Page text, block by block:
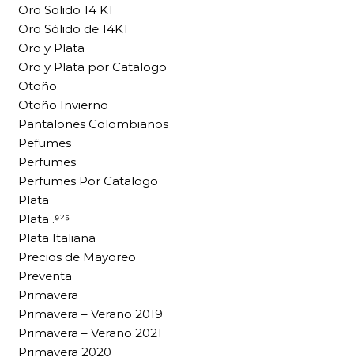
Oro Solido 14 KT
Oro Sólido de 14KT
Oro y Plata
Oro y Plata por Catalogo
Otoño
Otoño Invierno
Pantalones Colombianos
Pefumes
Perfumes
Perfumes Por Catalogo
Plata
Plata .⁹²⁵
Plata Italiana
Precios de Mayoreo
Preventa
Primavera
Primavera – Verano 2019
Primavera – Verano 2021
Primavera 2020